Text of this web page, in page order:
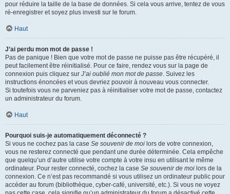
pour réduire la taille de la base de données. Si cela vous arrive, tentez de vous
ré-enregistrer et soyez plus investi sur le forum.
Haut
J’ai perdu mon mot de passe !
Pas de panique ! Bien que votre mot de passe ne puisse pas être récupéré, il
peut facilement être réinitialisé. Pour ce faire, rendez vous sur la page de
connexion puis cliquez sur J’ai oublié mon mot de passe. Suivez les
instructions énoncées et vous devriez pouvoir à nouveau vous connecter.
Si toutefois vous ne parveniez pas à réinitialiser votre mot de passe, contactez
un administrateur du forum.
Haut
Pourquoi suis-je automatiquement déconnecté ?
Si vous ne cochez pas la case Se souvenir de moi lors de votre connexion,
vous ne resterez connecté que pendant une durée déterminée. Cela empêche
que quelqu’un d’autre utilise votre compte à votre insu en utilisant le même
ordinateur. Pour rester connecté, cochez la case Se souvenir de moi lors de la
connexion. Ce n’est pas recommandé si vous utilisez un ordinateur public pour
accéder au forum (bibliothèque, cyber-café, université, etc.). Si vous ne voyez